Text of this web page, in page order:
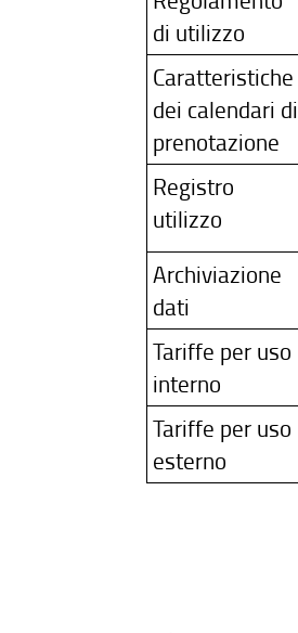
di utilizzo
Caratteristiche
dei calendari di
prenotazione
Registro
utilizzo
Archiviazione
dati
Tariffe per uso
interno
Tariffe per uso
esterno